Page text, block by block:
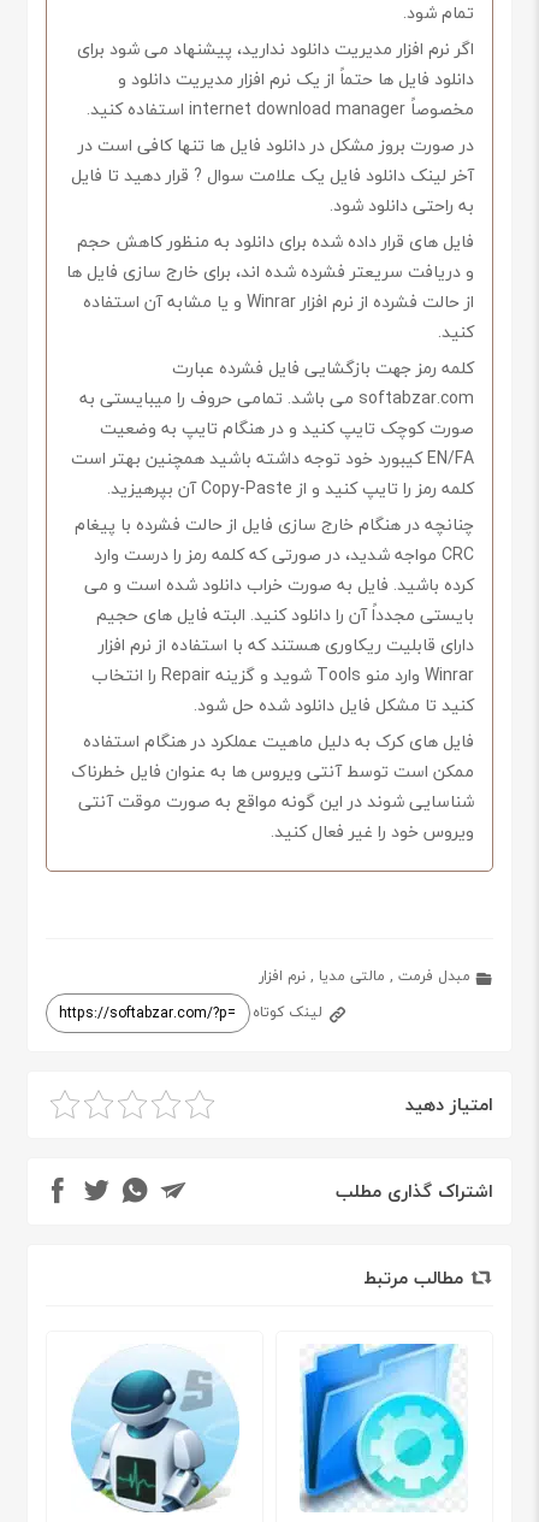
تمام شود.
اگر نرم افزار مدیریت دانلود ندارید، پیشنهاد می شود برای
دانلود فایل ها حتماً از یک نرم افزار مدیریت دانلود و
مخصوصاً internet download manager استفاده کنید.
در صورت بروز مشکل در دانلود فایل ها تنها کافی است در
آخر لینک دانلود فایل یک علامت سوال ? قرار دهید تا فایل
به راحتی دانلود شود.
فایل های قرار داده شده برای دانلود به منظور کاهش حجم
و دریافت سریعتر فشرده شده اند، برای خارج سازی فایل ها
از حالت فشرده از نرم افزار Winrar و یا مشابه آن استفاده
کنید.
کلمه رمز جهت بازگشایی فایل فشرده عبارت
softabzar.com می باشد. تمامی حروف را میبایستی به
صورت کوچک تایپ کنید و در هنگام تایپ به وضعیت
EN/FA کیبورد خود توجه داشته باشید همچنین بهتر است
کلمه رمز را تایپ کنید و از Copy-Paste آن بپرهیزید.
چنانچه در هنگام خارج سازی فایل از حالت فشرده با پیغام
CRC مواجه شدید، در صورتی که کلمه رمز را درست وارد
کرده باشید. فایل به صورت خراب دانلود شده است و می
بایستی مجدداً آن را دانلود کنید. البته فایل های حجیم
دارای قابلیت ریکاوری هستند که با استفاده از نرم افزار
Winrar وارد منو Tools شوید و گزینه Repair را انتخاب
کنید تا مشکل فایل دانلود شده حل شود.
فایل های کرک به دلیل ماهیت عملکرد در هنگام استفاده
ممکن است توسط آنتی ویروس ها به عنوان فایل خطرناک
شناسایی شوند در این گونه مواقع به صورت موقت آنتی
ویروس خود را غیر فعال کنید.
مبدل فرمت , مالتی مدیا ,نرم افزار
لینک کوتاه
امتیاز دهید
اشتراک گذاری مطلب
مطالب مرتبط